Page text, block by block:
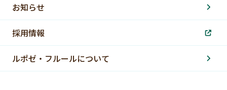
お知らせ
採用情報
ルポゼ・フルールについて